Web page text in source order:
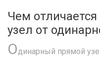
Чем
узел от
Одинарный прямой